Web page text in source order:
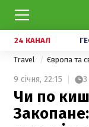
24 КАНАЛ
Travel Європа та
9 січня, 22:15 3
Чи по